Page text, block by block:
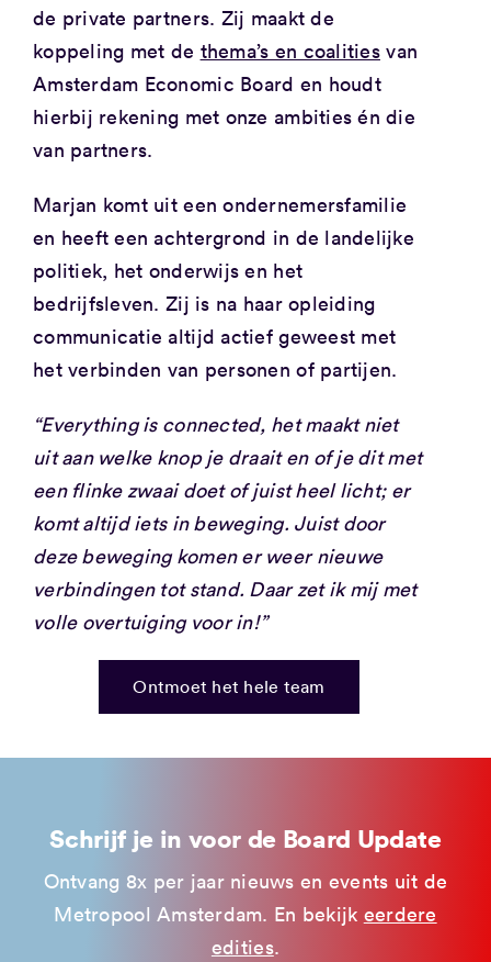
de private partners. Zij maakt de
koppeling met de thema’s en coalitiesvan
Amsterdam Economic Board en houdt
hierbij rekening met onze ambities én die
van partners.
Marjan komt uit een ondernemersfamilie
en heeft een achtergrond in de landelijke
politiek, het onderwijs en het
bedrijfsleven. Zij is na haar opleiding
communicatie altijd actief geweest met
het verbinden van personen of partijen.
“Everything is connected, het maakt niet
uit aan welke knop je draait en of je dit met
een flinke zwaai doet of juist heel licht; er
komt altijd iets in beweging. Juist door
deze beweging komen er weer nieuwe
verbindingen tot stand. Daar zet ik mij met
volle overtuiging voor in!”
Ontmoet het hele team
Schrijf je in voor de Board Update
Ontvang 8x per jaar nieuws en events uit de
Metropool Amsterdam. En bekijk eerdere
edities.